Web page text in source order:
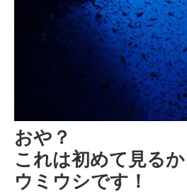
おや？
これは初めて見る
ウミウシです！